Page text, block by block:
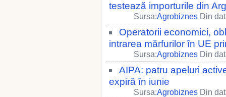
testează importurile din
Sursa:Agrobiznes Din
Operatorii economici,
intrarea mărfurilor în UE
Sursa:Agrobiznes Din
AIPA: patru apeluri
expiră în iunie
Sursa:Agrobiznes Din